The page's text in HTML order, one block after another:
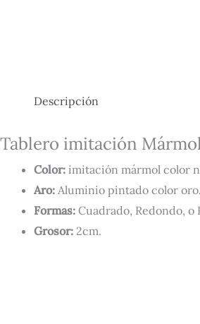
Descripción
Tablero imitación
Color: imitación mármol color
Aro: Aluminio pintado color oro.
Formas: Cuadrado, Redondo, o
Grosor: 2cm.